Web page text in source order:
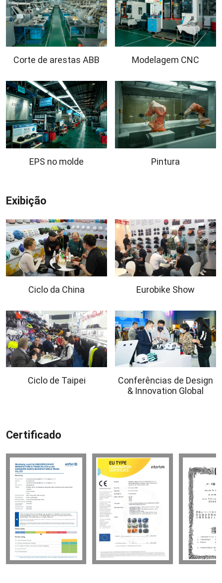
Corte de arestas ABB Modelagem CNC
EPS no molde Pintura
Exibição
Ciclo da China Eurobike Show
Ciclo de Taipei
Conferências de Design
& Innovation Global
Certificado